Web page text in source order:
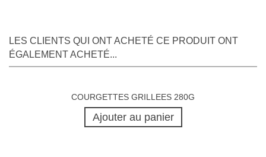
LES CLIENTS QUI ONT ACHETÉ CE PRODUIT ONT
ÉGALEMENT ACHETÉ...
COURGETTES GRILLEES 280G
Ajouter au panier